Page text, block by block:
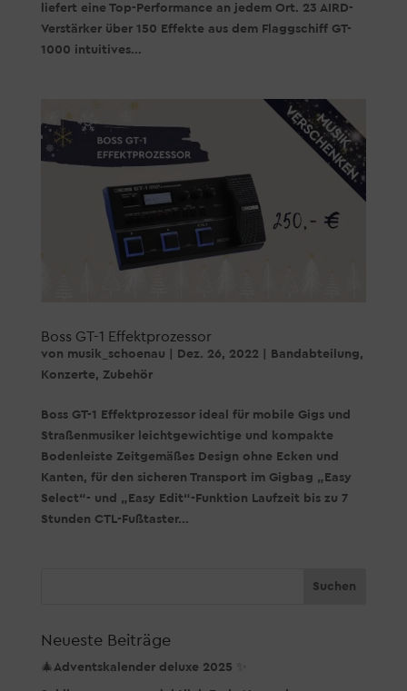
liefert eine Top-Performance an jedem Ort. 23 AIRD-
Verstärker über 150 Effekte aus dem Flaggschiff GT-
1000 intuitives...
Boss GT-1 Effektprozessor
von musik_schoenau Dez. 26, 2022 Bandabteilung,
Konzerte, Zubehör
Boss GT-1 Effektprozessor ideal für mobile Gigs und
Straßenmusiker leichtgewichtige und kompakte
Bodenleiste Zeitgemäßes Design ohne Ecken und
Kanten, für den sicheren Transport im Gigbag „Easy
Select“- und „Easy Edit“-Funktion Laufzeit bis zu 7
Stunden CTL-Fußtaster...
Neueste Beiträge
🎄Adventskalender deluxe 2025 ✨